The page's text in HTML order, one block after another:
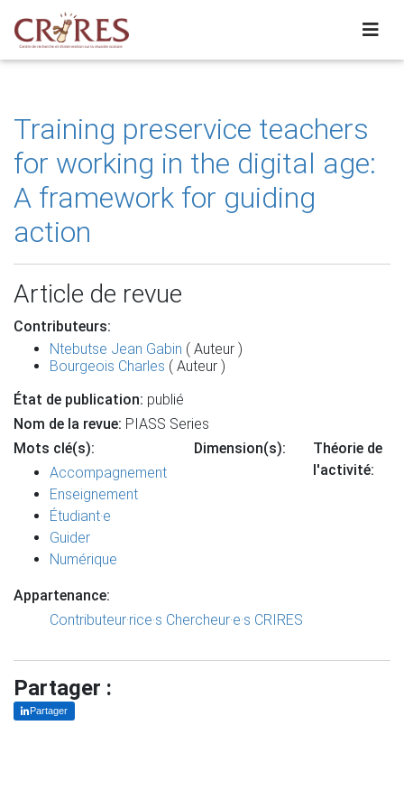
Training preservice teachers
for working in the digital age:
A framework for guiding
action
Article de revue
Contributeurs:
Ntebutse Jean Gabin ( Auteur )
Bourgeois Charles ( Auteur )
État de publication: publié
Nom de la revue: PIASS Series
Mots clé(s):
Accompagnement
Enseignement
Étudiant·e
Guider
Numérique
Dimension(s):
Théorie de
l'activité:
Appartenance:
Contributeur·rice·s Chercheur·e·s CRIRES
Partager :
Partager